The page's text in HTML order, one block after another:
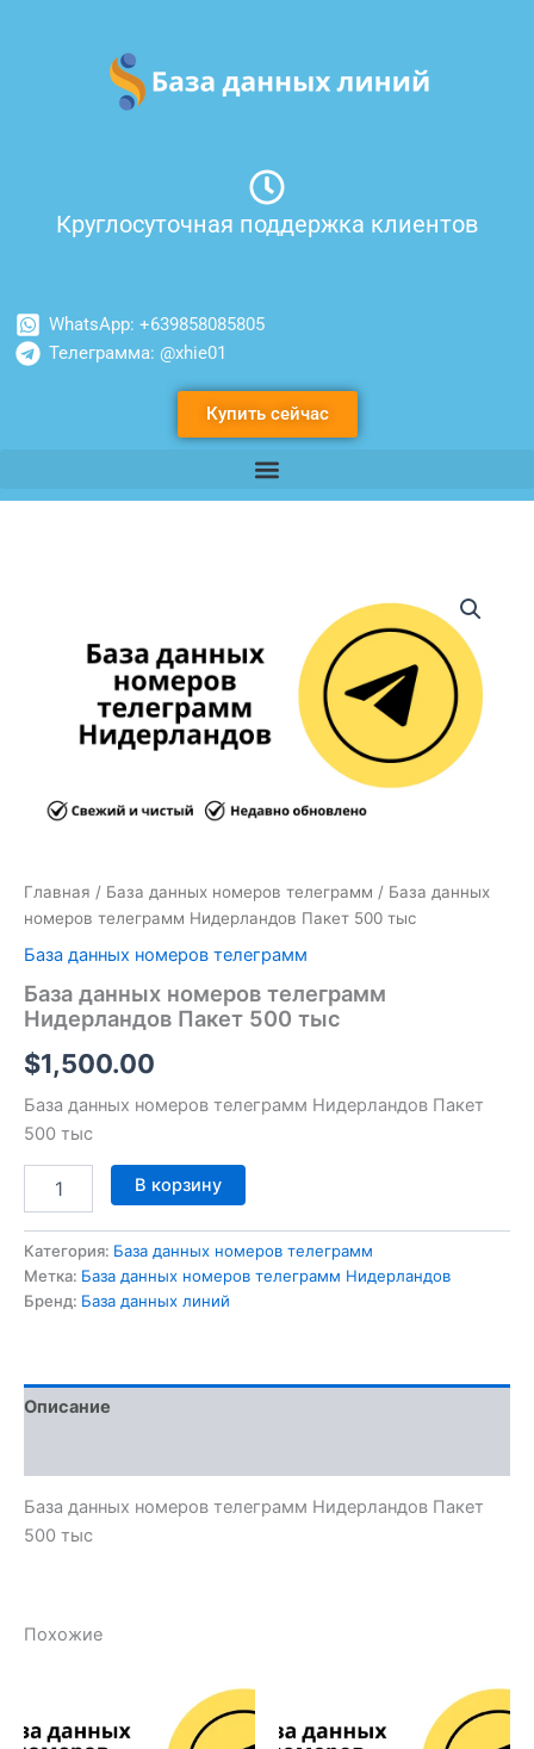
содержимому
Круглосуточная поддержка клиентов
WhatsApp: +639858085805
Телеграмма: @xhie01
Купить сейчас
Главная / База данных номеров телеграмм / База данных
номеров телеграмм Нидерландов Пакет 500 тыс
База данных номеров телеграмм
База данных номеров телеграмм
Нидерландов Пакет 500 тыс
$1,500.00
База данных номеров телеграмм Нидерландов Пакет
500 тыс
телеграмм
Нидерландов
В корзину
Категория: База данных номеров телеграмм
Метка: База данных номеров телеграмм Нидерландов
Бренд: База данных линий
Описание
База данных номеров телеграмм Нидерландов Пакет
500 тыс
Похожие